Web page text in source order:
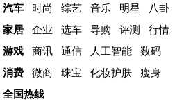
汽车
时尚 综艺 音乐 明星 八卦
家居
企业 选车 导购 评测 行情
游戏
商讯 通信 人工智能
数码
消费
微商 珠宝 化妆护肤
瘦身
全国热线